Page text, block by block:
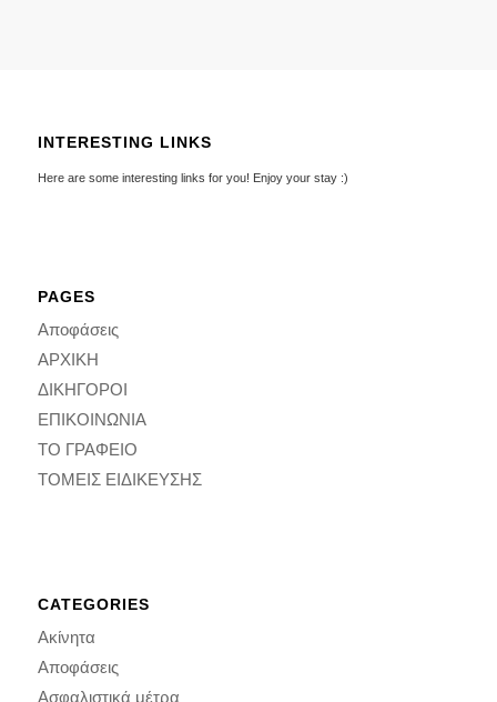
INTERESTING LINKS
Here are some interesting links for you! Enjoy your stay :)
PAGES
Αποφάσεις
ΑΡΧΙΚΗ
ΔΙΚΗΓΟΡΟΙ
ΕΠΙΚΟΙΝΩΝΙΑ
ΤΟ ΓΡΑΦΕΙΟ
ΤΟΜΕΙΣ ΕΙΔΙΚΕΥΣΗΣ
CATEGORIES
Ακίνητα
Αποφάσεις
Ασφαλιστικά μέτρα